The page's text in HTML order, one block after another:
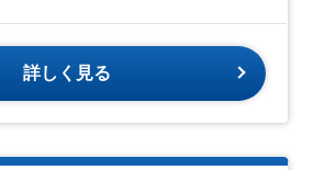
詳しく見る